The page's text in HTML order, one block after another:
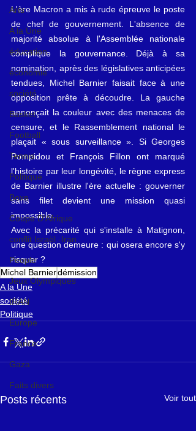
Arts
A la Une
éducation
économie
société
Basket
Football
Tennis
Politique
Boxe
Coupe D'Afrique
conflit Israël -Iran
People
Jeux Olympiques
IRAN
Europe
France
Gaza
Faits divers
L'ère Macron a mis à rude épreuve le poste
de chef de gouvernement. L'absence de
majorité absolue à l'Assemblée nationale
complique la gouvernance. Déjà à sa
nomination, après des législatives anticipées
tendues, Michel Barnier faisait face à une
opposition prête à découdre. La gauche
annonçait la couleur avec des menaces de
censure, et le Rassemblement national le
plaçait « sous surveillance ». Si Georges
Pompidou et François Fillon ont marqué
l'histoire par leur longévité, le règne express
de Barnier illustre l'ère actuelle : gouverner
sans filet devient une mission quasi
impossible.
Avec la précarité qui s'installe à Matignon,
une question demeure : qui osera encore s'y
risquer ?
Michel Barnierdémission
A la Une
société
Politique
Posts récents Voir tout